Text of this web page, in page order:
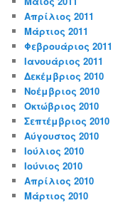
Απρίλιος 2011
Μάρτιος 2011
Φεβρουάριος 2011
Ιανουάριος 2011
Δεκέμβριος 2010
Νοέμβριος 2010
Οκτώβριος 2010
Σεπτέμβριος 2010
Αύγουστος 2010
Ιούλιος 2010
Ιούνιος 2010
Απρίλιος 2010
Μάρτιος 2010